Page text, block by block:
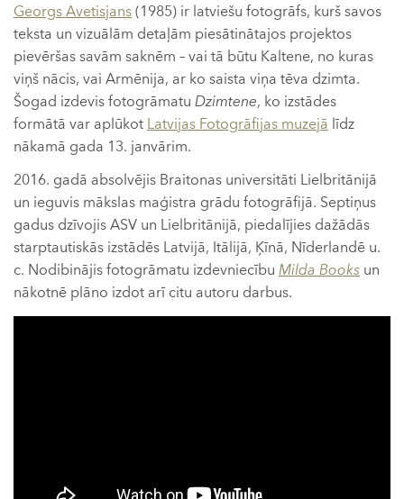
Georgs Avetisjans(1985) ir latviešu fotogrāfs, kurš savos
teksta un vizuālām detaļām piesātinātajos projektos
pievēršas savām saknēm – vai tā būtu Kaltene, no kuras
viņš nācis, vai Armēnija, ar ko saista viņa tēva dzimta.
Šogad izdevis fotogrāmatu Dzimtene, ko izstādes
formātā var aplūkot Latvijas Fotogrāfijas muzejā līdz
nākamā gada 13. janvārim.
2016. gadā absolvējis Braitonas universitāti Lielbritānijā
un ieguvis mākslas maģistra grādu fotogrāfijā. Septiņus
gadus dzīvojis ASV un Lielbritānijā, piedalījies dažādās
starptautiskās izstādēs Latvijā, Itālijā, Ķīnā, Nīderlandē u.
c. Nodibinājis fotogrāmatu izdevniecību Milda Books un
nākotnē plāno izdot arī citu autoru darbus.